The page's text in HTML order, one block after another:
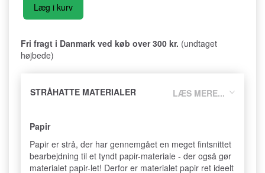
Læg i kurv
Fri fragt i Danmark ved køb over 300 kr. (undtaget
højbede)
LÆS MERE...
STRÅHATTE MATERIALER
Papir
Papir er strå, der har gennemgået en meget fintsnittet
bearbejdning til et tyndt papir-materiale - der også gør
materialet papir-let! Derfor er materialet papir ret ideelt